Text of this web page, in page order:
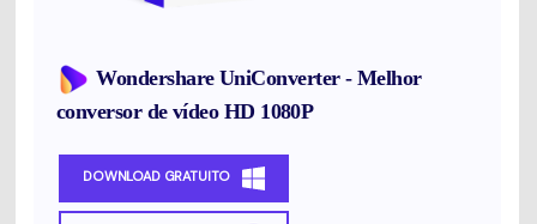
Wondershare UniConverter - Melhor
conversor de vídeo HD 1080P
DOWNLOAD GRATUITO